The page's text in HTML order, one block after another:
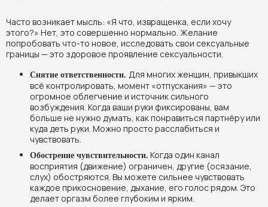
Часто возникает мысль: «Я что, извращенка, если хочу
этого?» Нет, это совершенно нормально. Желание
попробовать что-то новое, исследовать свои сексуальные
границы — это здоровое проявление сексуальности.
Снятие ответственности. Для многих женщин, привыкших
всё контролировать, момент «отпускания» — это
огромное облегчение и источник сильного
возбуждения. Когда ваши руки фиксированы, вам
больше не нужно думать, как понравиться партнёру или
куда деть руки. Можно просто расслабиться и
чувствовать.
Обострение чувствительности. Когда один канал
восприятия (движение) ограничен, другие (осязание,
слух) обостряются. Вы можете сильнее чувствовать
каждое прикосновение, дыхание, его голос рядом. Это
делает оргазм более глубоким и ярким.